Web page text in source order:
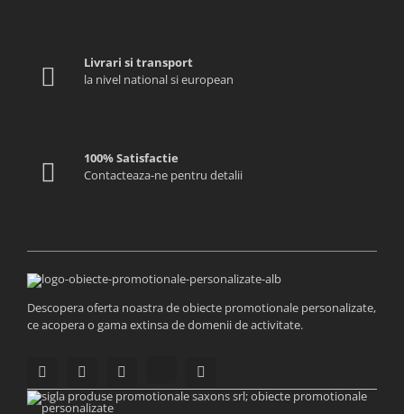
Livrari si transport
la nivel national si european
100% Satisfactie
Contacteaza-ne pentru detalii
Descopera oferta noastra de obiecte promotionale personalizate,
ce acopera o gama extinsa de domenii de activitate.